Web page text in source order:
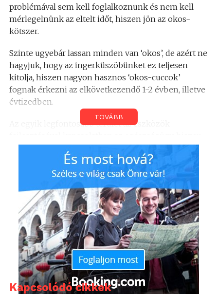
problémával sem kell foglalkoznunk és nem kell
mérlegelnünk az eltelt időt, hiszen jön az okos-
kötszer.
Szinte ugyebár lassan minden van ‘okos’, de azért ne
hagyjuk, hogy az ingerküszöbünket ez teljesen
kitolja, hiszen nagyon hasznos ‘okos-cuccok’
fognak érkezni az elkövetkezendő 1-2 évben, illetve
évtizedben.
Az egyik legfontosabb terület az eszközök
mindannyiunk érdeke, hogy rohamléptekben
fejlődjön ez a tudományág is.
TOVÁBB
Kapcsolódó cikkek